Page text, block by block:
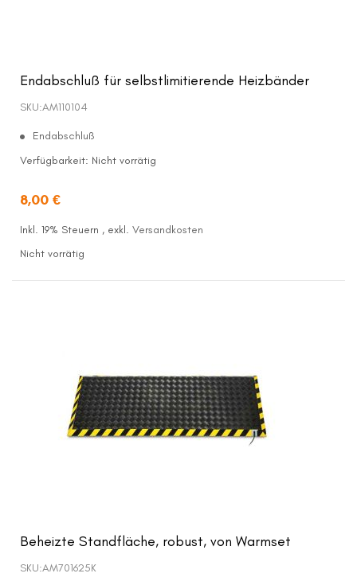
Endabschluß für selbstlimitierende Heizbänder
SKU:AM110104
Endabschluß
Verfügbarkeit: Nicht vorrätig
8,00 €
Inkl. 19% Steuern , exkl. Versandkosten
Nicht vorrätig
Beheizte Standfläche, robust, von Warmset
SKU:AM701625K